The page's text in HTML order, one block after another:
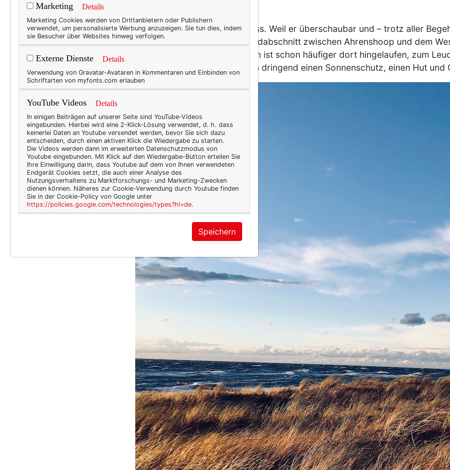
Ja, ich liebe den Strand auf dem Darss. Weil er überschaubar und – trotz aller
ist. Am schönsten finde ich den Strandabschnitt zwischen Ahrenshoop und dem
weiter bis zum Darsser Ort. Der Mann ist schon häufiger dort hingelaufen, zum
ist eine Tageswanderung, für die man dringend einen Sonnenschutz, einen Hut und
Marketing Details
Marketing Cookies werden von Drittanbietern oder Publishern
verwendet, um personalisierte Werbung anzuzeigen. Sie tun dies, indem
sie Besucher über Websites hinweg verfolgen.
Externe Dienste Details
Verwendung von Gravatar-Avataren in Kommentaren und Einbinden von
Schriftarten von myfonts.com erlauben
YouTube Videos Details
In einigen Beiträgen auf unserer Seite sind YouTube-Videos
eingebunden. Hierbei wird eine 2-Klick-Lösung verwendet, d. h. dass
keinerlei Daten an Youtube versendet werden, bevor Sie sich dazu
entscheiden, durch einen aktiven Klick die Wiedergabe zu starten.
Die Videos werden dann im erweiterten Datenschutzmodus von
Youtube eingebunden. Mit Klick auf den Wiedergabe-Button erteilen Sie
Ihre Einwilligung darin, dass Youtube auf dem von Ihnen verwendeten
Endgerät Cookies setzt, die auch einer Analyse des
Nutzungsverhaltens zu Marktforschungs- und Marketing-Zwecken
dienen können. Näheres zur Cookie-Verwendung durch Youtube finden
Sie in der Cookie-Policy von Google unter
https://policies.google.com/technologies/types?hl=de.
Speichern